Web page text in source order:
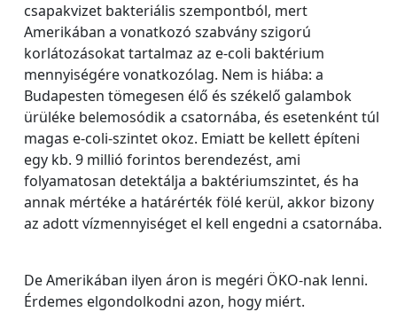
csapakvizet bakteriális szempontból, mert
Amerikában a vonatkozó szabvány szigorú
korlátozásokat tartalmaz az e-coli baktérium
mennyiségére vonatkozólag. Nem is hiába: a
Budapesten tömegesen élő és székelő galambok
ürüléke belemosódik a csatornába, és esetenként túl
magas e-coli-szintet okoz. Emiatt be kellett építeni
egy kb. 9 millió forintos berendezést, ami
folyamatosan detektálja a baktériumszintet, és ha
annak mértéke a határérték fölé kerül, akkor bizony
az adott vízmennyiséget el kell engedni a csatornába.
De Amerikában ilyen áron is megéri ÖKO-nak lenni.
Érdemes elgondolkodni azon, hogy miért.